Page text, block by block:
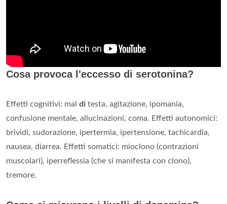
Cosa provoca l'eccesso di serotonina?
Effetti cognitivi: mal di testa, agitazione, ipomania,
confusione mentale, allucinazioni, coma. Effetti autonomici:
brividi, sudorazione, ipertermia, ipertensione, tachicardia,
nausea, diarrea. Effetti somatici: mioclono (contrazioni
muscolari), iperreflessia (che si manifesta con clono),
tremore.